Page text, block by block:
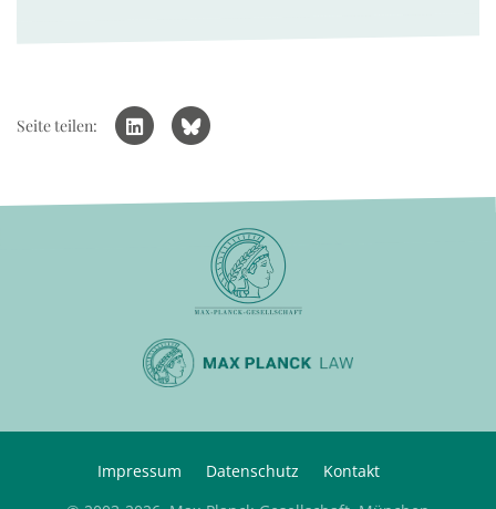
Seite teilen:
Impressum Datenschutz
Kontakt